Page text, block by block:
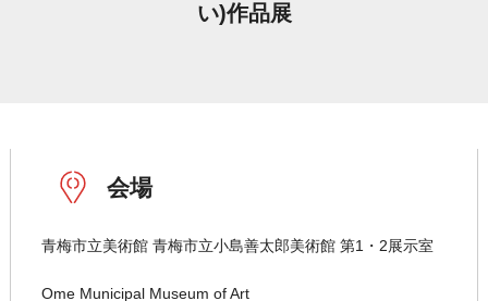
い)作品展
会場
青梅市立美術館 青梅市立小島善太郎美術館 第1・2展示室
Ome Municipal Museum of Art